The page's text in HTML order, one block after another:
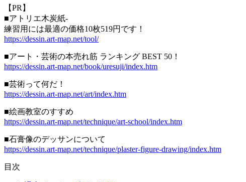
【PR】
■アトリエ木炭紙-
練習用には最適の価格10枚519円です！
https://dessin.art-map.net/tool/
■アート・芸術の本売れ筋 ランキング BEST 50！
https://dessin.art-map.net/book/uresuji/index.htm
■芸術って何だ！
https://dessin.art-map.net/art/index.htm
■絵画教室のすすめ
https://dessin.art-map.net/technique/art-school/index.htm
■石膏像のデッサンについて
https://dessin.art-map.net/technique/plaster-figure-drawing/index.htm
目次